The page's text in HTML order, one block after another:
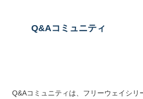
Q&Aコミュニティ
Q&Aコミュニティは、フリーウェイシリ